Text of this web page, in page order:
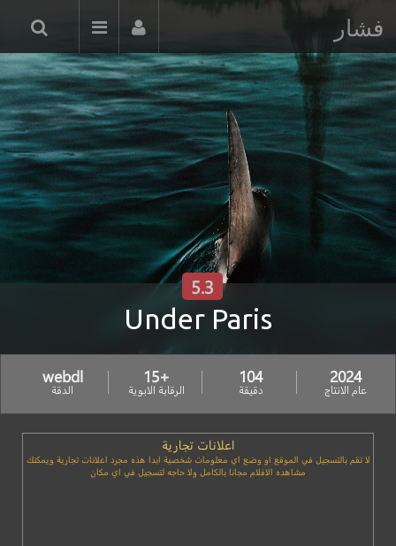
فشار
Under Paris
5.3
2024
عام الانتاج
104
دقيقة
+15
الرقابة الابوية
webdl
الدقة
اعلانات تجارية
لا تقم بالتسجيل في الموقع او وضع اي معلومات شخصية ابدا هذه مجرد اعلانات تجارية ويمكنك
مشاهده الافلام مجانا بالكامل ولا حاجه لتسجيل في اي مكان